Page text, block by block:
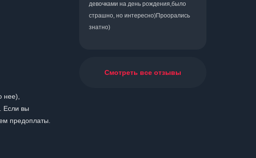
нее),
Если вы
предоплаты.
девочками на день рождения,было
страшно, но интересно)Проорались
знатно)
Смотреть все отзывы